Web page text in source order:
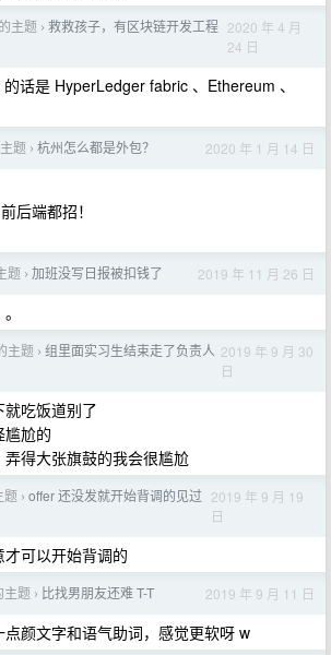
主题 › 救救孩子，有区块链开发工程 2020 年 4 月
24 日
话是 HyperLedger fabric 、Ethereum 、
题 › 杭州怎么都是外包？ 2020 年 1 月 14 日
后端都招！
题 › 加班没写日报被扣钱了 2019 年 11 月 26 日
主题 › 组里面实习生结束走了负责人 2019 年 9 月 30
日
吃饭道别了
尴尬的
得大张旗鼓的我会很尴尬
题 › offer 还没发就开始背调的见过 2019 年 9 月 19
日
可以开始背调的
主题 › 比找男朋友还难 T-T 2019 年 9 月 11 日
颜文字和语气助词，感觉更软呀 w